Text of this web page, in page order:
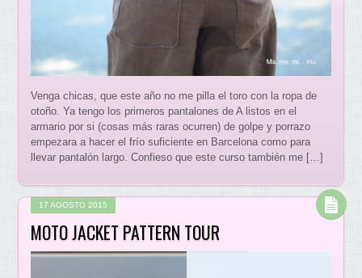
Venga chicas, que este año no me pilla el toro con la ropa de
otoño. Ya tengo los primeros pantalones de A listos en el
armario por si (cosas más raras ocurren) de golpe y porrazo
empezara a hacer el frío suficiente en Barcelona como para
llevar pantalón largo. Confieso que este curso también me […]
17 AGOSTO 2015
MOTO JACKET PATTERN TOUR